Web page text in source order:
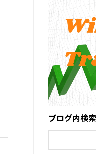
ブログ内検索